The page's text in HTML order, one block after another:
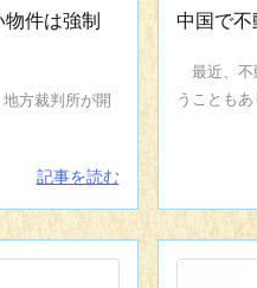
件は強制
方裁判所が開
記事を読む
中国で
最近、不
うことも